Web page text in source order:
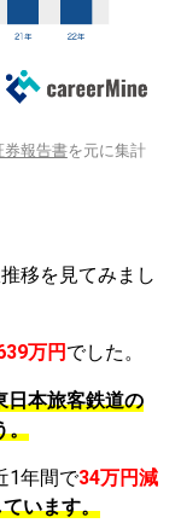
券報告書を元に集計
移を見てみまし
万円 でした。
日本旅客鉄道の
。
1年間で34万円減
います。